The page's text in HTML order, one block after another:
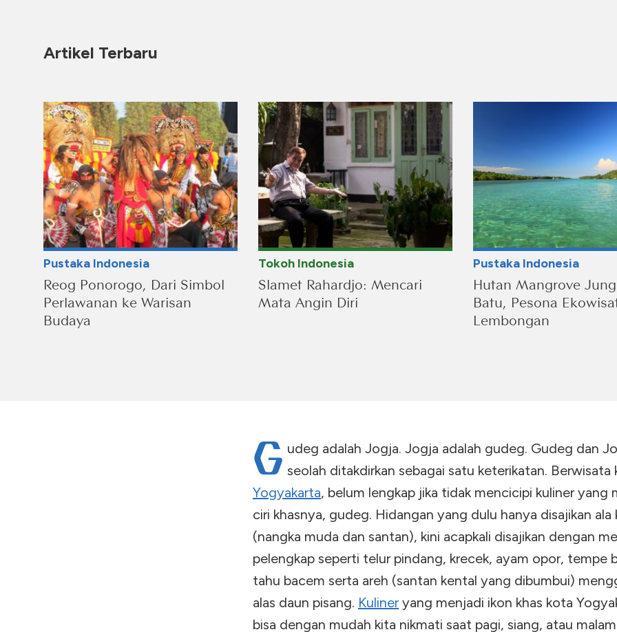
Artikel Terbaru
Pustaka Indonesia
Reog Ponorogo, Dari Simbol
Perlawanan ke Warisan
Budaya
Tokoh Indonesia
Slamet Rahardjo: Mencari
Mata Angin Diri
Pustaka Indonesia
Hutan Mangrove
Batu, Pesona
Lembongan
G udeg adalah Jogja. Jogja adalah gudeg. Gudeg dan
seolah ditakdirkan sebagai satu keterikatan. Berwisata
Yogyakarta, belum lengkap jika tidak mencicipi kuliner yang
ciri khasnya, gudeg. Hidangan yang dulu hanya disajikan ala
(nangka muda dan santan), kini acapkali disajikan dengan
pelengkap seperti telur pindang, krecek, ayam opor, tempe
tahu bacem serta areh (santan kental yang dibumbui)
alas daun pisang. Kulineryang menjadi ikon khas kota
bisa dengan mudah kita nikmati saat pagi, siang, atau